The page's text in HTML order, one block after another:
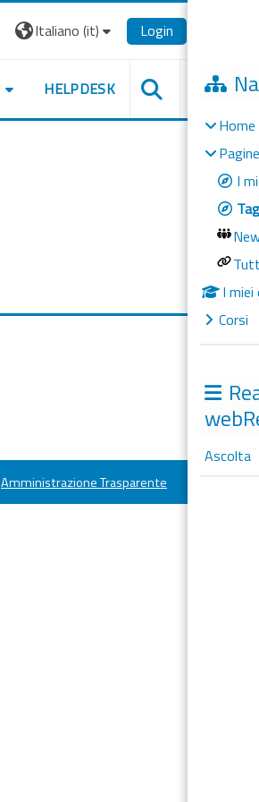
Home
I
Tag
I miei
Corsi
Ascolta
Italiano ‎(it)‎ Login
HELPDESK
Amministrazione Trasparente